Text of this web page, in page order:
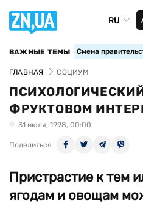
RU
ВАЖНЫЕ ТЕМЫ Смена
ГЛАВНАЯ СОЦИУМ
ФРУКТОВОМ
31 июля, 1998, 00:00
Поделиться
Пристрастие к тем
ягодам и овощам